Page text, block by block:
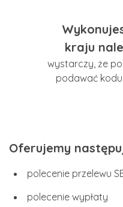
kraju
wystarczy, że
podawać
Oferujemy
polecenie przelewu
polecenie wypłaty